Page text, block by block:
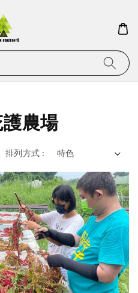
農場
排列方式 :